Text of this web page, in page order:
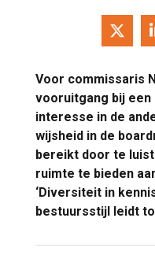
Voor commissaris
vooruitgang bij een
interesse in de
wijsheid in de
bereikt door te
ruimte te bieden
‘Diversiteit in
bestuursstijl leidt